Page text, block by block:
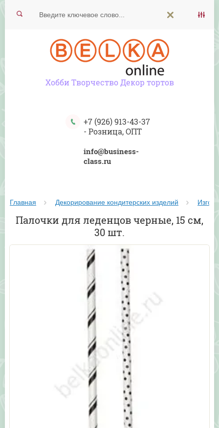
Хобби Творчество Декор тортов
+7 (926) 913-43-37
- Розница, ОПТ
info@business-
class.ru
Главная Декорирование кондитерских изделий
Палочки для леденцов черные, 15 см,
30 шт.